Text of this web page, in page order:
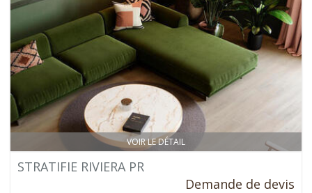
VOIR LE DÉTAIL
STRATIFIE RIVIERA PR
Demande de devis